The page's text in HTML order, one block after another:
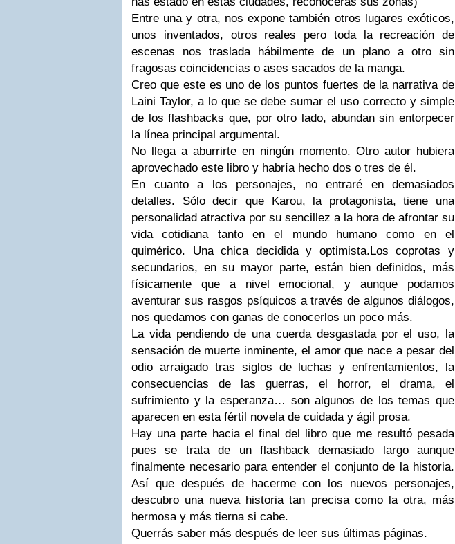
Entre una y otra, nos expone también otros lugares exóticos,
unos inventados, otros reales pero toda la recreación de
escenas nos traslada hábilmente de un plano a otro sin
fragosas coincidencias o ases sacados de la manga.
Creo que este es uno de los puntos fuertes de la narrativa de
Laini Taylor, a lo que se debe sumar el uso correcto y simple
de los flashbacks que, por otro lado, abundan sin entorpecer
la línea principal argumental.
No llega a aburrirte en ningún momento. Otro autor hubiera
aprovechado este libro y habría hecho dos o tres de él.
En cuanto a los personajes, no entraré en demasiados
detalles. Sólo decir que Karou, la protagonista, tiene una
personalidad atractiva por su sencillez a la hora de afrontar su
vida cotidiana tanto en el mundo humano como en el
quimérico. Una chica decidida y optimista.Los coprotas y
secundarios, en su mayor parte, están bien definidos, más
físicamente que a nivel emocional, y aunque podamos
aventurar sus rasgos psíquicos a través de algunos diálogos,
nos quedamos con ganas de conocerlos un poco más.
La vida pendiendo de una cuerda desgastada por el uso, la
sensación de muerte inminente, el amor que nace a pesar del
odio arraigado tras siglos de luchas y enfrentamientos, la
consecuencias de las guerras, el horror, el drama, el
sufrimiento y la esperanza… son algunos de los temas que
aparecen en esta fértil novela de cuidada y ágil prosa.
Hay una parte hacia el final del libro que me resultó pesada
pues se trata de un flashback demasiado largo aunque
finalmente necesario para entender el conjunto de la historia.
Así que después de hacerme con los nuevos personajes,
descubro una nueva historia tan precisa como la otra, más
hermosa y más tierna si cabe.
Querrás saber más después de leer sus últimas páginas.